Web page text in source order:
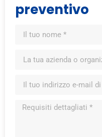
preventivo